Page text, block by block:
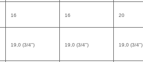
16 16 20
19,0 (3/4") 19,0 (3/4") 19,0 (3/4")